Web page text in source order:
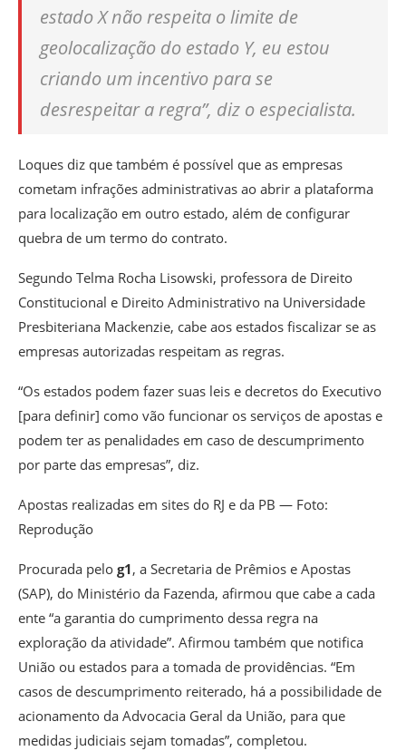
estado X não respeita o limite de
geolocalização do estado Y, eu estou
criando um incentivo para se
desrespeitar a regra”, diz o especialista.
Loques diz que também é possível que as empresas
cometam infrações administrativas ao abrir a plataforma
para localização em outro estado, além de configurar
quebra de um termo do contrato.
Segundo Telma Rocha Lisowski, professora de Direito
Constitucional e Direito Administrativo na Universidade
Presbiteriana Mackenzie, cabe aos estados fiscalizar se as
empresas autorizadas respeitam as regras.
“Os estados podem fazer suas leis e decretos do Executivo
[para definir] como vão funcionar os serviços de apostas e
podem ter as penalidades em caso de descumprimento
por parte das empresas”, diz.
Apostas realizadas em sites do RJ e da PB — Foto:
Reprodução
Procurada pelo g1, a Secretaria de Prêmios e Apostas
(SAP), do Ministério da Fazenda, afirmou que cabe a cada
ente “a garantia do cumprimento dessa regra na
exploração da atividade”. Afirmou também que notifica
União ou estados para a tomada de providências. “Em
casos de descumprimento reiterado, há a possibilidade de
acionamento da Advocacia Geral da União, para que
medidas judiciais sejam tomadas”, completou.